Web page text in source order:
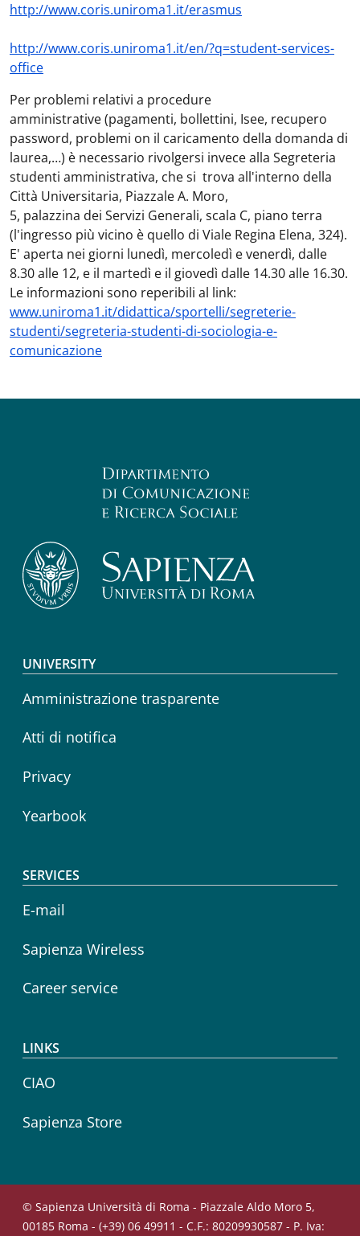
http://www.coris.uniroma1.it/erasmus
http://www.coris.uniroma1.it/en/?q=student-services-
office
Per problemi relativi a procedure
amministrative(pagamenti, bollettini, Isee, recupero
password, problemi on il caricamento della domanda di
laurea,…) è necessario rivolgersi invece alla Segreteria
studenti amministrativa, che si trova all'interno della
Città Universitaria, Piazzale A. Moro,
5, palazzina dei Servizi Generali, scala C, piano terra
(l'ingresso più vicino è quello di Viale Regina Elena, 324).
E' aperta nei giorni lunedì, mercoledì e venerdì, dalle
8.30 alle 12, e il martedì e il giovedì dalle 14.30 alle 16.30.
Le informazioni sono reperibili al link:
www.uniroma1.it/didattica/sportelli/segreterie-
studenti/segreteria-studenti-di-sociologia-e-
comunicazione
Footer menu
UNIVERSITY
Amministrazione trasparente
Atti di notifica
Privacy
Yearbook
SERVICES
E-mail
Sapienza Wireless
Career service
LINKS
CIAO
Sapienza Store
© Sapienza Università di Roma - Piazzale Aldo Moro 5,
00185 Roma - (+39) 06 49911 - C.F.: 80209930587 - P. Iva: